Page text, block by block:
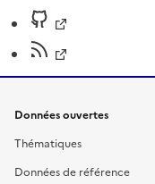
Données ouvertes
Thématiques
Données de référence